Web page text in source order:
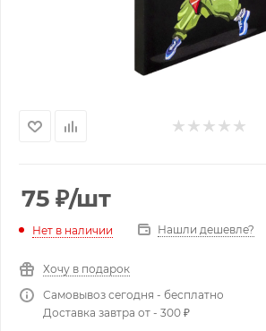
75 ₽/шт
Нет в наличии Нашли дешевле?
Хочу в подарок
Самовывоз сегодня - бесплатно
Доставка завтра от - 300 ₽